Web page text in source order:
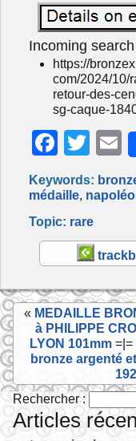
Incoming
https://
com/2024/10/
retour-des-
sg-caque-
F
c
e
b
o
o
k
T
w
itt
er
E
Keywords:
médaille,
Topic: rare
« MEDAILLE
à PHILIPPE
LYON 101mm =|=
bronze argenté
Rechercher :
Articles